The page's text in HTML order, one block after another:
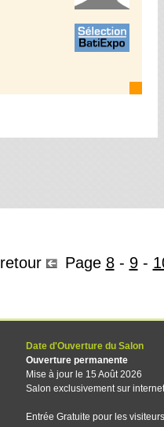
retour Page 8- 9-
Date d'Ouverture du Salon
Ouverture permanente
Mise à jour le 15 Août 2026
Salon exclusivement sur internet
Entrée Gratuite pour les visiteurs